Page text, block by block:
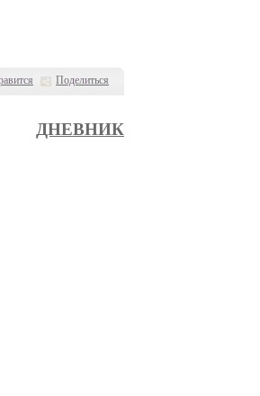
Поделиться
ДНЕВНИК